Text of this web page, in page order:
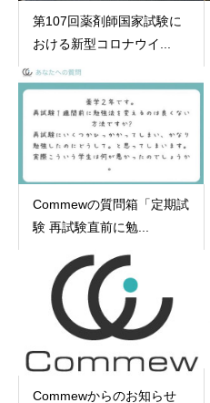
第107回薬剤師国家試験に
おける新型コロナウイ...
Commewの質問箱「定期試
験 再試験直前に勉...
Commewからのお知らせ